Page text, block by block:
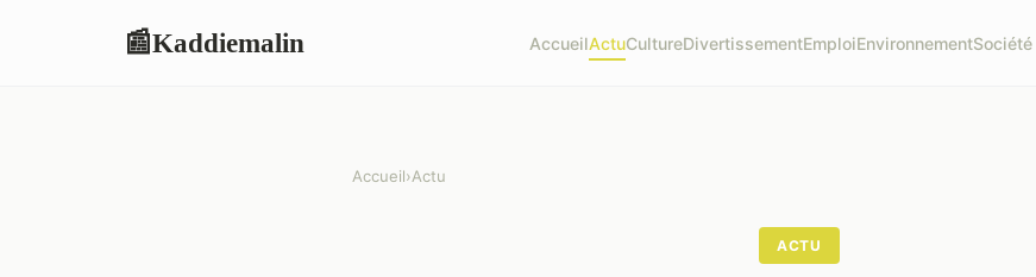
📰Kaddiemalin AccueilActuCultureDivertissementEmploiEnvironnementSociété
Accueil›Actu
ACTU